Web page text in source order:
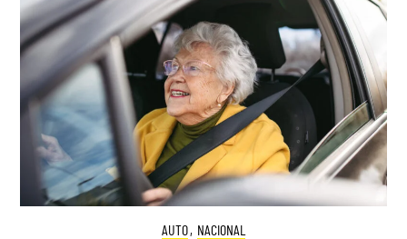
AUTO, NACIONAL